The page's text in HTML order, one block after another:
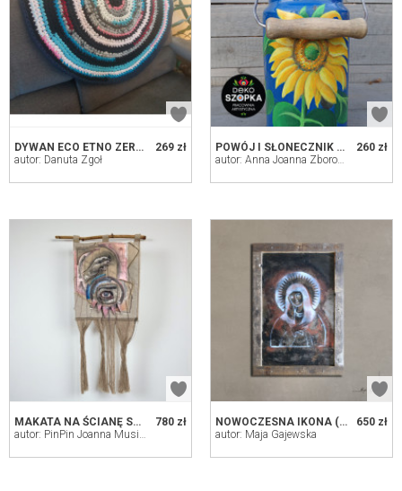
269 zł
DYWAN ECO ETNO ZERO WASTE, 75 CM
autor: Danuta Zgoł
260 zł
POWÓJ I SŁONECZNIK - ORYGINALNE, RĘCZNE MALARSTWO ARTYSTYCZNE NA KANCE
autor: Anna Joanna Zborowska
780 zł
MAKATA NA ŚCIANĘ STEROWANA.
autor: PinPin Joanna Musialska
650 zł
NOWOCZESNA IKONA (07)
autor: Maja Gajewska